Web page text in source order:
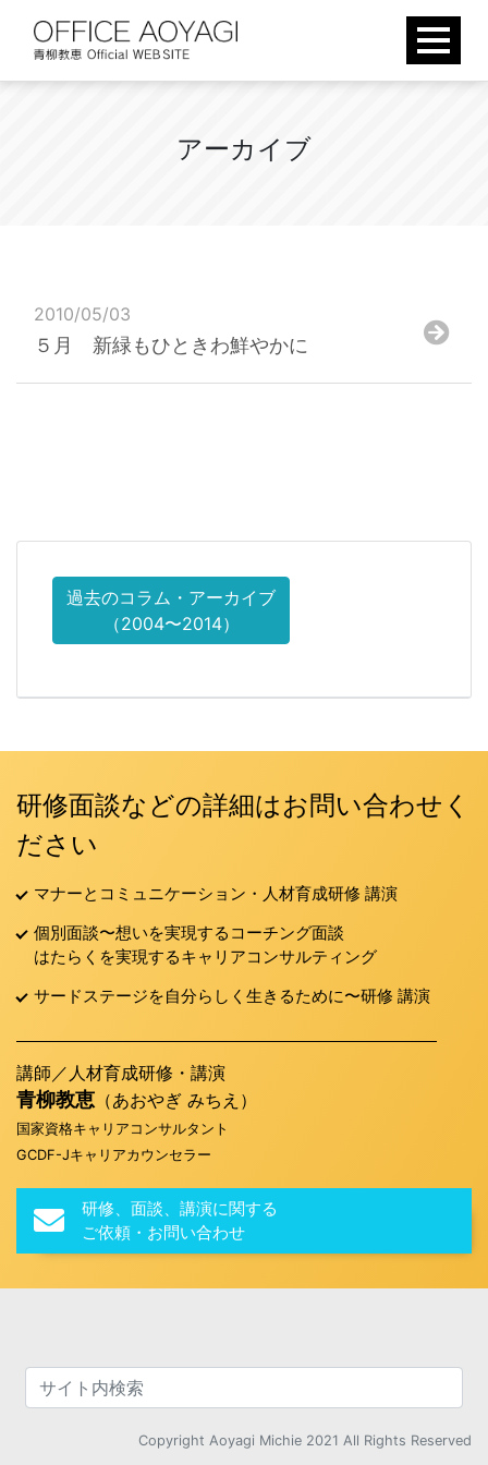
content
アーカ イ ブ
2010/05/03
５月 新緑もひときわ鮮やかに
過去のコラム・アーカイブ
（2004〜2014）
研修面談などの詳細はお問い合わせく
ださい
マナーとコミュニケーション・人材育成研修 講演
個別面談〜想いを実現するコーチング面談
はたらくを実現するキャリアコンサルティング
サードステージを自分らしく生きるために〜研修 講演
講師／人材育成研修・講演
青柳教恵 （あおやぎ みちえ）
国家資格キャリアコンサルタント
GCDF-Jキャリアカウンセラー
研修、面談、講演に関する
ご依頼・お問い合わせ
Copyright Aoyagi Michie 2021 All Rights Reserved